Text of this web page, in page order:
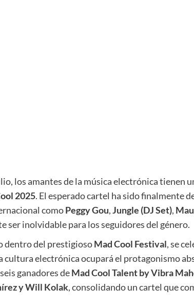
los amantes de la música electrónica tienen
2025. El esperado cartel ha sido finalmente
comoPeggy Gou,Jungle (DJ Set),
ser inolvidable para los seguidores del género.
dentro del prestigiosoMad Cool Festival, se
cultura electrónica ocupará el protagonismo
ganadores deMad Cool Talent by Vibra
y Will Kolak, consolidando un cartel que